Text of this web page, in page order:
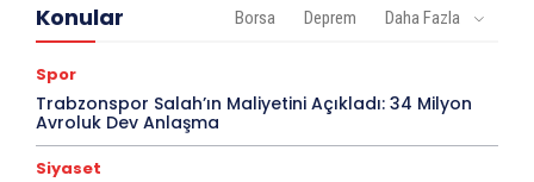
Konular Borsa Deprem Daha Fazla
Spor
Trabzonspor Salah’ın Maliyetini Açıkladı: 34 Milyon
Avroluk Dev Anlaşma
Siyaset